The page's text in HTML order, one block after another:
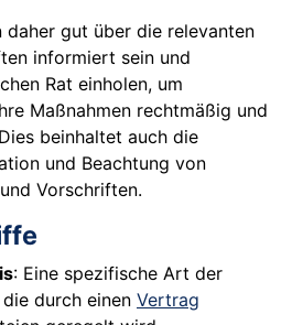
daher gut über die relevanten
informiert sein und
Rat einholen, um
Maßnahmen rechtmäßig und
beinhaltet auch die
und Beachtung von
und Vorschriften.
: Eine spezifische Art der
durch einen Vertrag